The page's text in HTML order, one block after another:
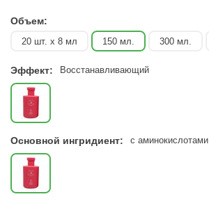
Объем:
20 шт. х 8 мл 150 мл. 300 мл.
Эффект: Восстанавливающий
Основной ингридиент: с аминокислотами